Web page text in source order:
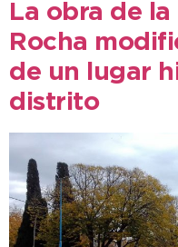
La obra de
Rocha
de un lugar
distrito